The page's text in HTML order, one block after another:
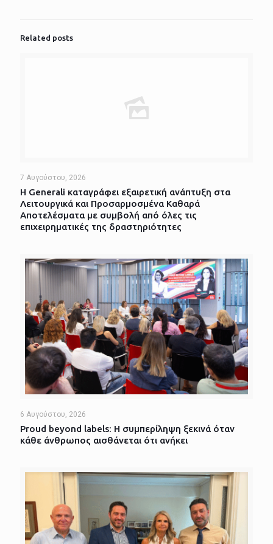
Related posts
7 Αυγούστου, 2026
Η Generali καταγράφει εξαιρετική ανάπτυξη στα
Λειτουργικά και Προσαρμοσμένα Καθαρά
Αποτελέσματα με συμβολή από όλες τις
επιχειρηματικές της δραστηριότητες
6 Αυγούστου, 2026
Proud beyond labels: Η συμπερίληψη ξεκινά όταν
κάθε άνθρωπος αισθάνεται ότι ανήκει